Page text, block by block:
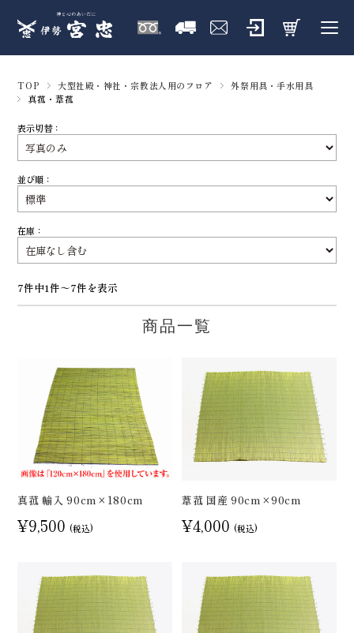
TOP 大型社殿・神社・宗教法人用のフロア
外祭用具・手水用具
真菰・葦菰
表示切替：
並び順：
在庫：
7件中1件～7件を表示
商品一覧
真菰 輸入 90cm×180cm
¥9,500 (税込)
葦菰 国産 90cm×90cm
¥4,000 (税込)